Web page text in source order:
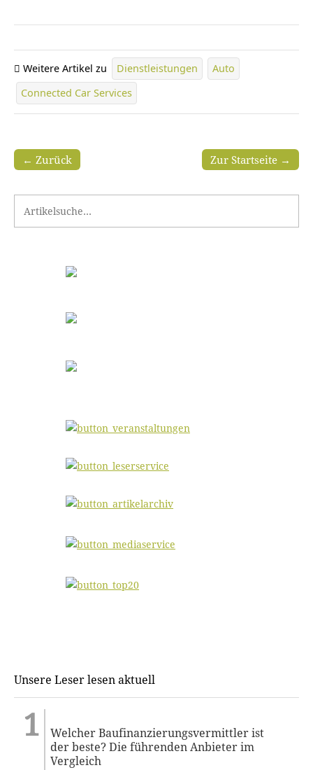
Weitere Artikel zu Dienstleistungen
Auto
Connected Car Services
Zur Startseite →
← Zurück
Unsere Leser lesen aktuell
Welcher Baufinanzierungsvermittler ist
der beste? Die führenden Anbieter im
Vergleich